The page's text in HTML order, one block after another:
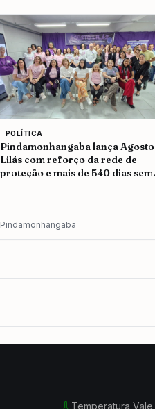
POLÍTICA
Pindamonhangaba lança Agosto
Lilás com reforço da rede de
proteção e mais de 540 dias sem
Pindamonhangaba
Temperatura Vale